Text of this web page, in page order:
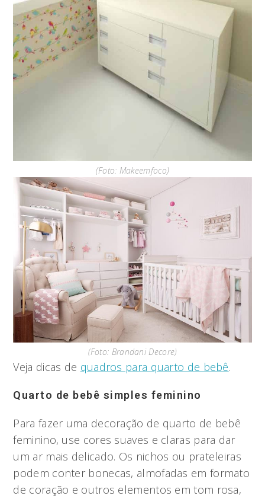
(Foto: Makeemfoco)
(Foto: Brandani Decore)
Veja dicas de quadros para quarto de bebê.
Quarto de bebê simples feminino
Para fazer uma decoração de quarto de bebê
feminino, use cores suaves e claras para dar
um ar mais delicado. Os nichos ou prateleiras
podem conter bonecas, almofadas em formato
de coração e outros elementos em tom rosa,